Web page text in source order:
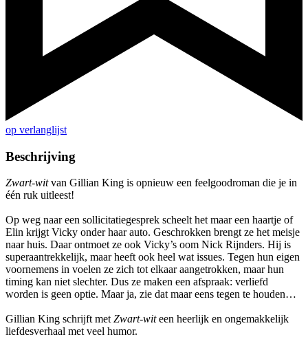
op verlanglijst
Beschrijving
Zwart-witvan Gillian King is opnieuw een feelgoodroman die je in
één ruk uitleest!
Op weg naar een sollicitatiegesprek scheelt het maar een haartje of
Elin krijgt Vicky onder haar auto. Geschrokken brengt ze het meisje
naar huis. Daar ontmoet ze ook Vicky’s oom Nick Rijnders. Hij is
superaantrekkelijk, maar heeft ook heel wat issues. Tegen hun eigen
voornemens in voelen ze zich tot elkaar aangetrokken, maar hun
timing kan niet slechter. Dus ze maken een afspraak: verliefd
worden is geen optie. Maar ja, zie dat maar eens tegen te houden…
Gillian King schrijft metZwart-witeen heerlijk en ongemakkelijk
liefdesverhaal met veel humor.